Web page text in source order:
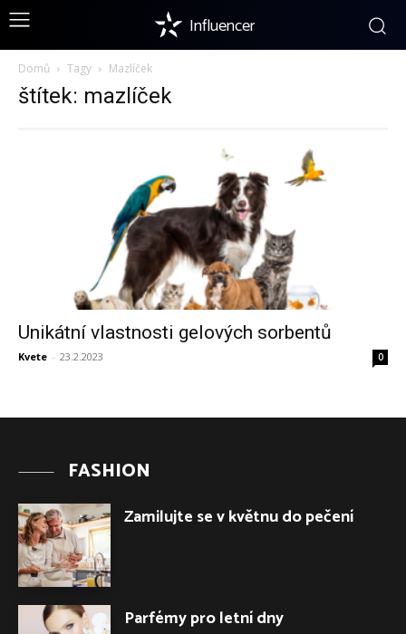
Influencer
Domů Tagy Mazlíček
štítek: mazlíček
Unikátní vlastnosti gelových sorbentů
Kvete - 23.2.2023 0
FASHION
Zamilujte se v květnu do pečení
Parfémy pro letní dny